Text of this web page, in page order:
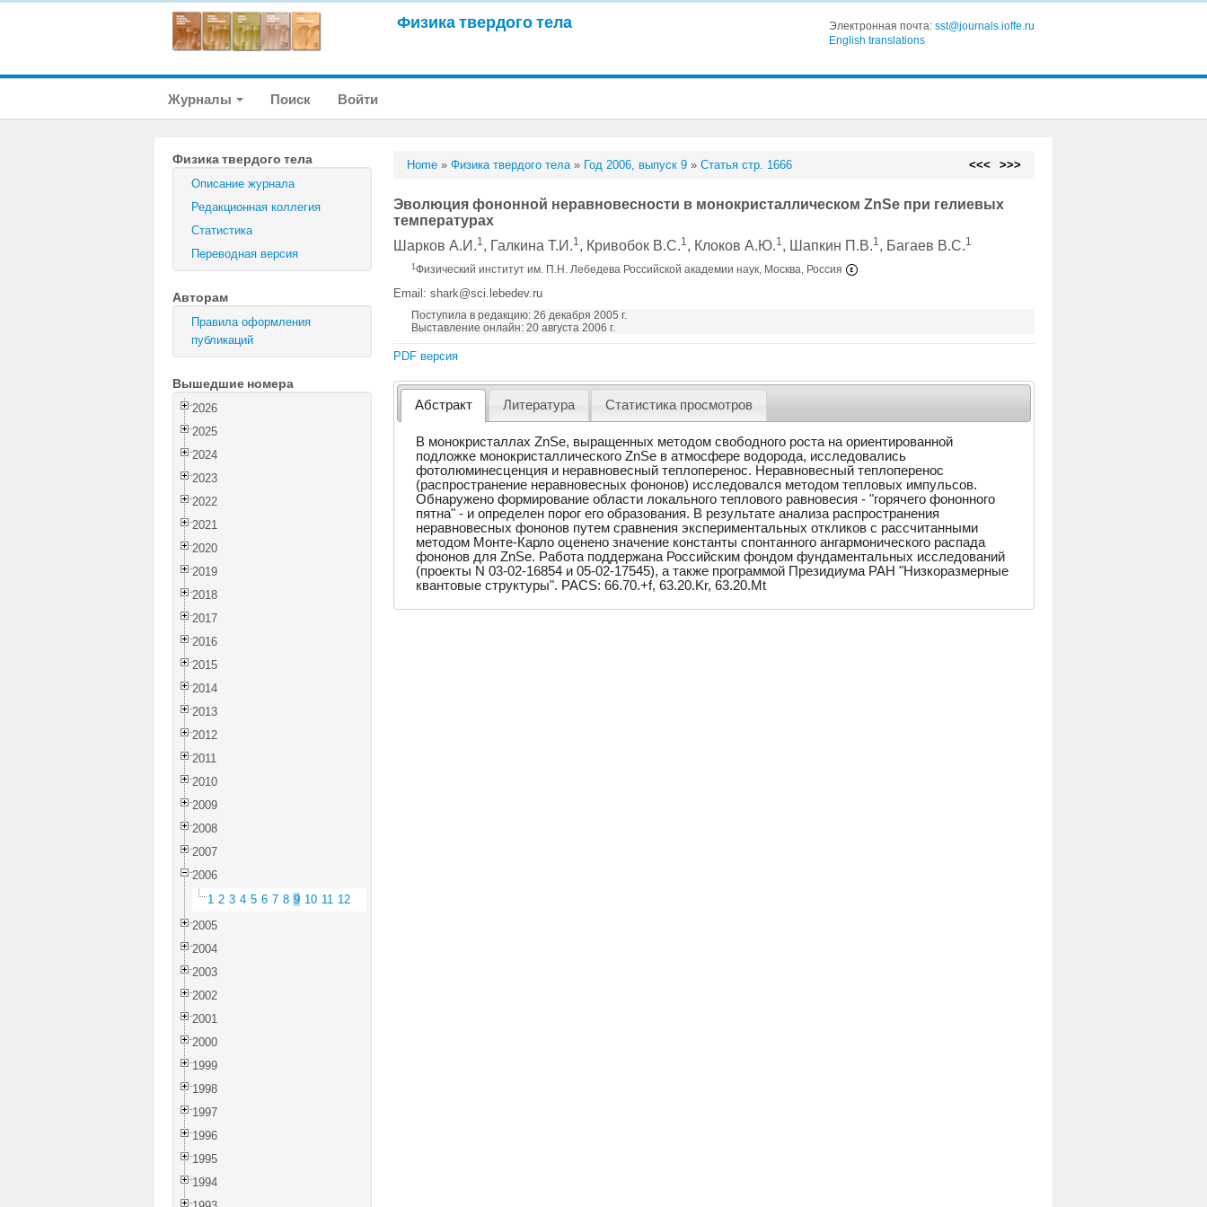
Физика твердого тела Электронная почта: sst@journals.ioffe.ru
English translations
Журналы Поиск Войти
Физика твердого тела
Описание журнала
Редакционная коллегия
Статистика
Переводная версия
Авторам
Правила оформления
публикаций
Вышедшие номера
2026
2025
2024
2023
2022
2021
2020
2019
2018
2017
2016
2015
2014
2013
2012
2011
2010
2009
2008
2007
2006
1 2 3 4 5 6 7 8 9 10 11 12
2005
2004
2003
2002
2001
2000
1999
1998
1997
1996
1995
1994
Home »Физика твердого тела» Год 2006, выпуск 9 »Статья стр. 1666 <<< >>>
Эволюция фононной неравновесности в монокристаллическом ZnSe при гелиевых
температурах
Шарков А.И.1, Галкина Т.И.1, Кривобок В.С.1, Клоков А.Ю.1, Шапкин П.В.1, Багаев В.С.1
1Физический институт им. П.Н. Лебедева Российской академии наук, Москва, Россия
Email: shark@sci.lebedev.ru
Поступила в редакцию: 26 декабря 2005 г.
Выставление онлайн: 20 августа 2006 г.
PDF версия
Абстракт Литература Статистика просмотров
В монокристаллах ZnSe, выращенных методом свободного роста на ориентированной
подложке монокристаллического ZnSe в атмосфере водорода, исследовались
фотолюминесценция и неравновесный теплоперенос. Неравновесный теплоперенос
(распространение неравновесных фононов) исследовался методом тепловых импульсов.
Обнаружено формирование области локального теплового равновесия - "горячего фононного
пятна" - и определен порог его образования. В результате анализа распространения
неравновесных фононов путем сравнения экспериментальных откликов с рассчитанными
методом Монте-Карло оценено значение константы спонтанного ангармонического распада
фононов для ZnSe. Работа поддержана Российским фондом фундаментальных исследований
(проекты N 03-02-16854 и 05-02-17545), а также программой Президиума РАН "Низкоразмерные
квантовые структуры". PACS: 66.70.+f, 63.20.Kr, 63.20.Mt